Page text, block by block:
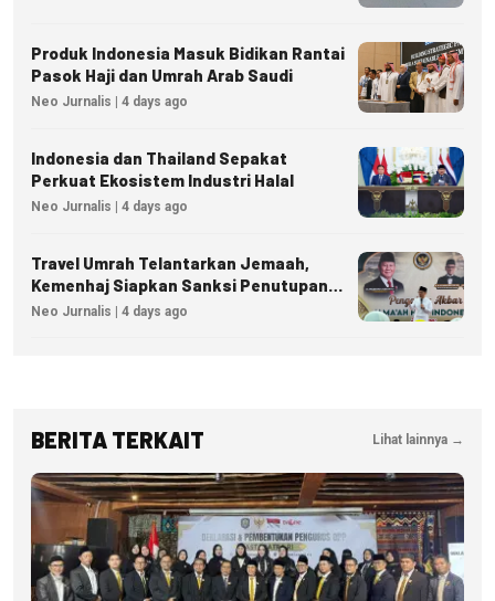
Produk Indonesia Masuk Bidikan Rantai
Pasok Haji dan Umrah Arab Saudi
Neo Jurnalis | 4 days ago
Indonesia dan Thailand Sepakat
Perkuat Ekosistem Industri Halal
Neo Jurnalis | 4 days ago
Travel Umrah Telantarkan Jemaah,
Kemenhaj Siapkan Sanksi Penutupan
Izin hingga Pidana
Neo Jurnalis | 4 days ago
BERITA TERKAIT Lihat lainnya →